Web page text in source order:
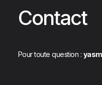
Contact
Pour toute question :